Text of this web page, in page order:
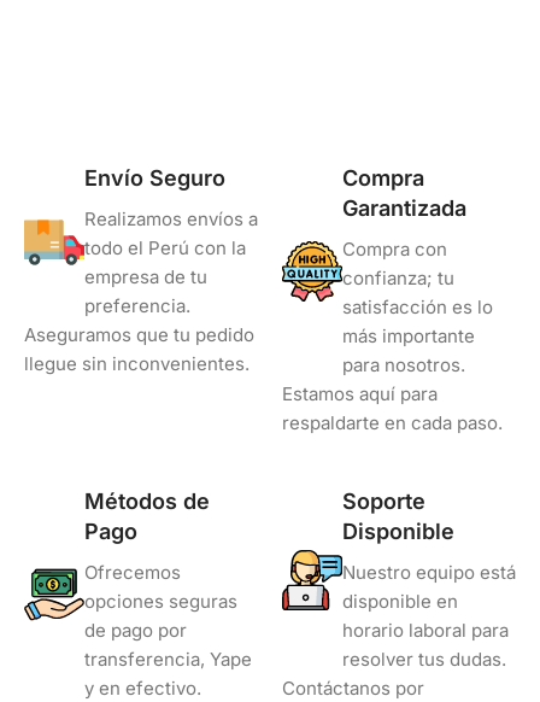
Envío Seguro
Realizamos envíos a
todo el Perú con la
empresa de tu
preferencia.
Aseguramos que tu pedido
llegue sin inconvenientes.
Compra
Garantizada
Compra con
confianza; tu
satisfacción es lo
más importante
para nosotros.
Estamos aquí para
respaldarte en cada paso.
Métodos de
Pago
Ofrecemos
opciones seguras
de pago por
transferencia, Yape
y en efectivo.
Soporte
Disponible
Nuestro equipo está
disponible en
horario laboral para
resolver tus dudas.
Contáctanos por